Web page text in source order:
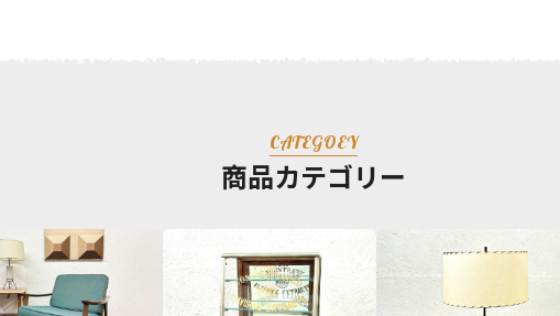
CATEGOEY
商品カテゴリー